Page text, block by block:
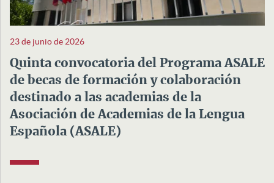
23 de junio de 2026
Quinta convocatoria del Programa ASALE
de becas de formación y colaboración
destinado a las academias de la
Asociación de Academias de la Lengua
Española (ASALE)